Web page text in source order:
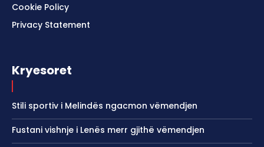
Cookie Policy
Privacy Statement
Kryesoret
Stili sportiv i Melindës ngacmon vëmendjen
Fustani vishnje i Lenës merr gjithë vëmendjen